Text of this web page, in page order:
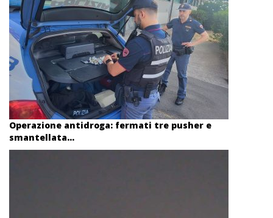
Operazione antidroga: fermati tre pusher e
smantellata...